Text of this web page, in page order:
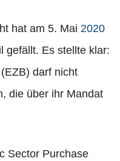
hat am 5. Mai 2020
gefällt. Es stellte klar:
darf nicht
die über ihr Mandat
Sector Purchase